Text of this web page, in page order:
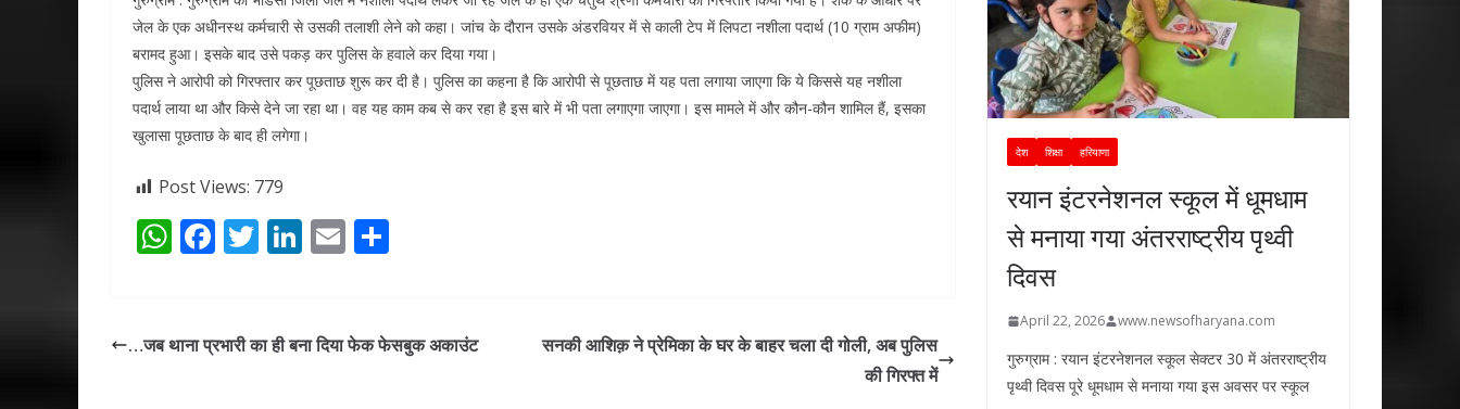
जेल के एक अधीनस्थ कर्मचारी से उसकी तलाशी लेने को कहा। जांच के दौरान उसके अंडरवियर में से काली टेप में लिपटा नशीला पदार्थ (10 ग्राम अफीम)
बरामद हुआ। इसके बाद उसे पकड़ कर पुलिस के हवाले कर दिया गया।
पुलिस ने आरोपी को गिरफ्तार कर पूछताछ शुरू कर दी है। पुलिस का कहना है कि आरोपी से पूछताछ में यह पता लगाया जाएगा कि ये किससे यह नशीला
पदार्थ लाया था और किसे देने जा रहा था। वह यह काम कब से कर रहा है इस बारे में भी पता लगाएगा जाएगा। इस मामले में और कौन-कौन शामिल हैं, इसका
खुलासा पूछताछ के बाद ही लगेगा।
Post Views: 779
W
s
F
b
T
er
Li
e
E
l e
…जब थाना प्रभारी का ही बना दिया फेक फेसबुक अकाउंट
सनकी आशिक़ ने प्रेमिका के घर के बाहर चला दी गोली, अब पुलिस
की गिरफ्त में
देश शिक्षा हरियाणा
रयान इंटरनेशनल स्कूल में धूमधाम
से मनाया गया अंतरराष्ट्रीय पृथ्वी
दिवस
April 22, 2026 www.newsofharyana.com
गुरुग्राम : रयान इंटरनेशनल स्कूल सेक्टर 30 में अंतरराष्ट्रीय
पृथ्वी दिवस पूरे धूमधाम से मनाया गया इस अवसर पर स्कूल